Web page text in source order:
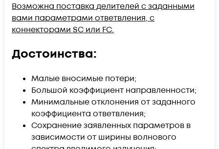
Возможна поставка делителей с заданными
вами параметрами ответвления, с
коннекторами SC или FC.
Достоинства:
Малые вносимые потери;
Большой коэффициент направленности;
Минимальные отклонения от заданного
коэффициента ответвления;
Сохранение заявленных параметров в
зависимости от ширины волнового